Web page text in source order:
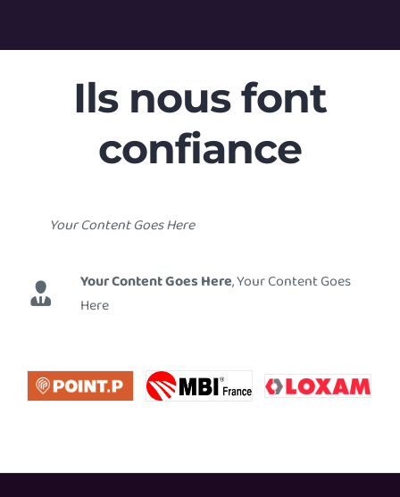
Ils nous font
confiance
Your Content Goes Here
Your Content Goes Here,Your Content Goes
Here